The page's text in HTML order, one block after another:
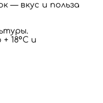
— вкус и польза
18°C и